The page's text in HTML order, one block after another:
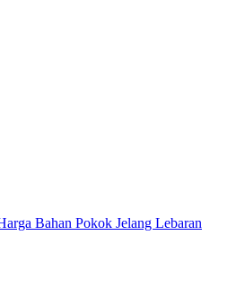
Bahan Pokok Jelang Lebaran